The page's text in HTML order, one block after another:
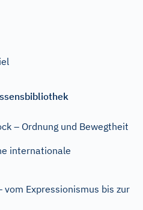
– Ordnung und Bewegtheit
internationale
vom Expressionismus bis zur